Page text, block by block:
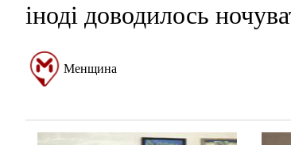
іноді доводилось
Менщина